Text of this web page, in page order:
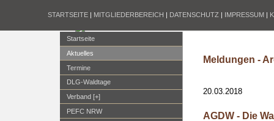
STARTSEITE | MITGLIEDERBEREICH | DATENSCHUTZ | IMPRESSUM |
Startseite
Aktuelles
Termine
DLG-Waldtage
Verband [+]
PEFC NRW
Meldungen -
20.03.2018
AGDW - Die